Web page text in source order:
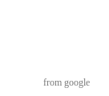
from google